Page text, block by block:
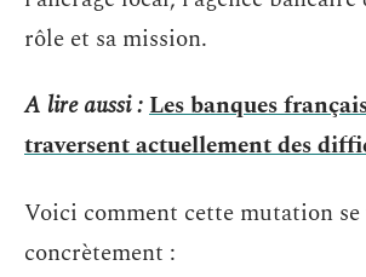
rôle et sa mission.
A lire aussi :Les banques
traversent actuellement des
Voici comment cette mutation
concrètement :